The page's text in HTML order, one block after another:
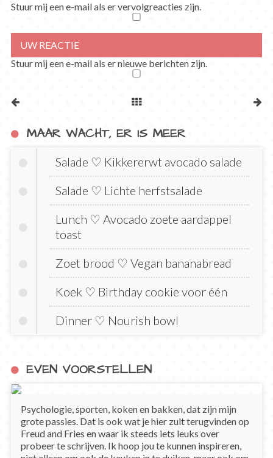
Stuur mij een e-mail als er vervolgreacties zijn.
Stuur mij een e-mail als er nieuwe berichten zijn.
MAAR WACHT, ER IS MEER
Salade ♡ Kikkererwt avocado salade
Salade ♡ Lichte herfstsalade
Lunch ♡ Avocado zoete aardappel
toast
Zoet brood ♡ Vegan bananabread
Koek ♡ Birthday cookie voor één
Dinner ♡ Nourish bowl
EVEN VOORSTELLEN
Psychologie, sporten, koken en bakken, dat zijn mijn
grote passies. Dat is ook wat je hier zult terugvinden op
Freud and Fries en waar ik steeds iets leuks over
probeer te schrijven. Ik hoop jou te kunnen inspireren,